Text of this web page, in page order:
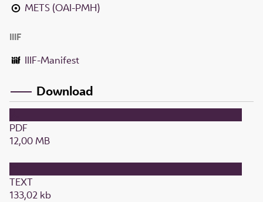
METS (OAI-PMH)
IIIF
IIIF-Manifest
Download
PDF
12,00 MB
TEXT
133,02 kb